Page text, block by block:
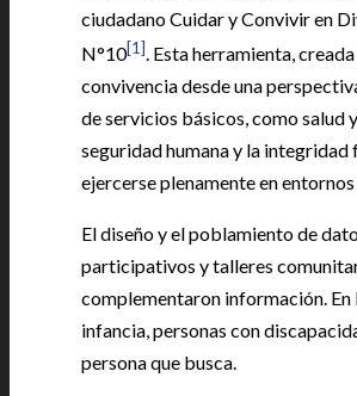
ciudadano Cuidar y Convivir en
N°10[1]. Esta herramienta,
convivencia desde una
de servicios básicos, como salud
seguridad humana y la integridad
ejercerse plenamente en
El diseño y el poblamiento de
participativos y talleres
complementaron información.
infancia, personas con
persona que busca.